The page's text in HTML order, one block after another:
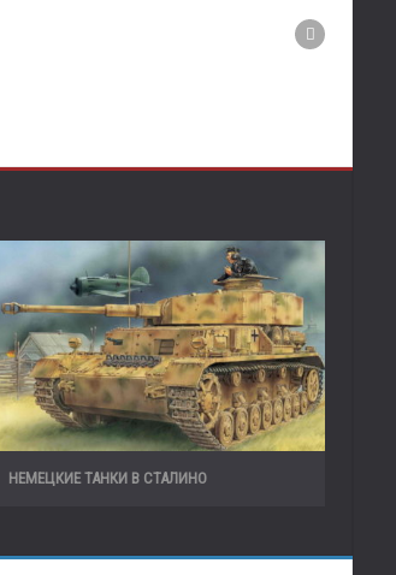
НЕМЕЦКИЕ ТАНКИ В СТАЛИНО